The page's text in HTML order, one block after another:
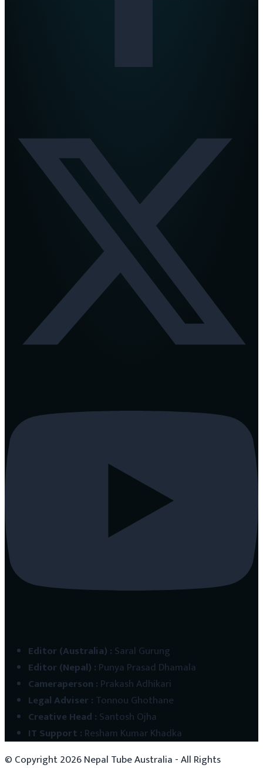
Editor (Australia) : Saral Gurung
Editor (Nepal) : Punya Prasad Dhamala
Cameraperson : Prakash Adhikari
Legal Adviser: Tonnou Ghothane
Creative Head : Santosh Ojha
IT Support : Resham Kumar Khadka
© Copyright2026Nepal Tube Australia - All Rights